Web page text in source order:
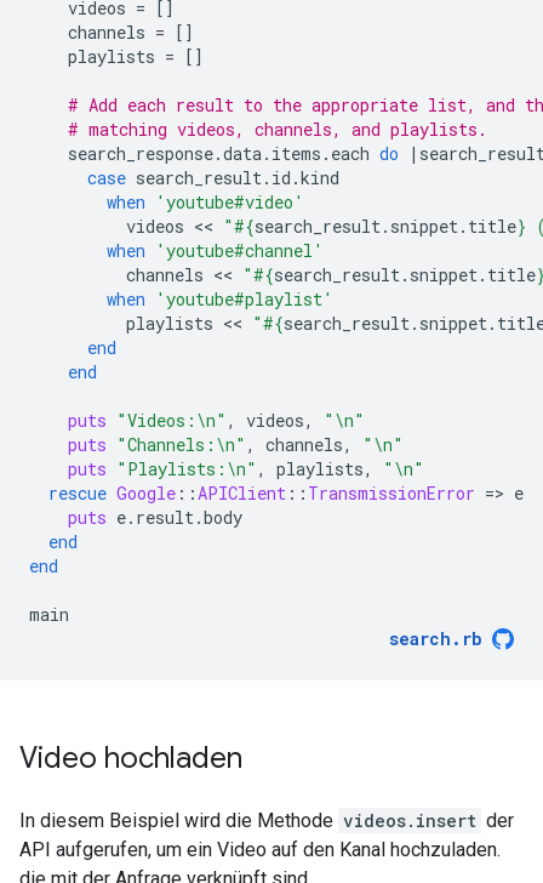
videos = []
channels = []
playlists = []
# Add each result to the appropriate list, and
# matching videos, channels, and playlists.
search_response.data. items . each do |
case search_result. id .kind
when
'youtube#video'
videos << "#{search_result. snippet. title}
when
'youtube#channel'
channels << "#{search_result. snippet. title
when
'youtube#playlist'
playlists << "#{search_result. snippet.
end
end
puts "Videos: \n" , videos, " \n"
puts "Channels: \n" , channels, " \n"
puts "Playlists: \n" , playlists, " \n"
rescue Google ::APIClient :: TransmissionError => e
puts e. result.body
end
end
main
search . rb
Video hochladen
In diesem Beispiel wird die Methode videos.insert der
API aufgerufen, um ein Video auf den Kanal hochzuladen.